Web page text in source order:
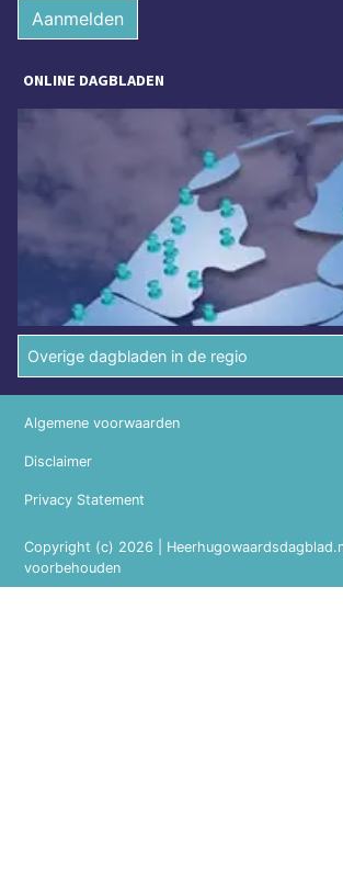
Aanmelden
ONLINE DAGBLADEN
Overige dagbladen in de regio
Copyright (c) 2026 |
voorbehouden
Algemene voorwaarden
Disclaimer
Privacy Statement